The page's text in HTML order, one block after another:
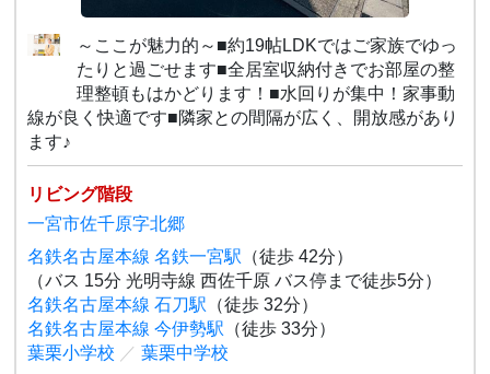
～ここが魅力的～■約19帖LDKではご家族でゆっ
たりと過ごせます■全居室収納付きでお部屋の整
理整頓もはかどります！■水回りが集中！家事動
線が良く快適です■隣家との間隔が広く、開放感があり
ます♪
リビング階段
一宮市佐千原字北郷
名鉄名古屋本線 名鉄一宮駅 （徒歩 42分）
（バス 15分 光明寺線 西佐千原 バス停まで徒歩5分）
名鉄名古屋本線 石刀駅 （徒歩 32分）
名鉄名古屋本線 今伊勢駅 （徒歩 33分）
葉栗小学校 ／ 葉栗中学校